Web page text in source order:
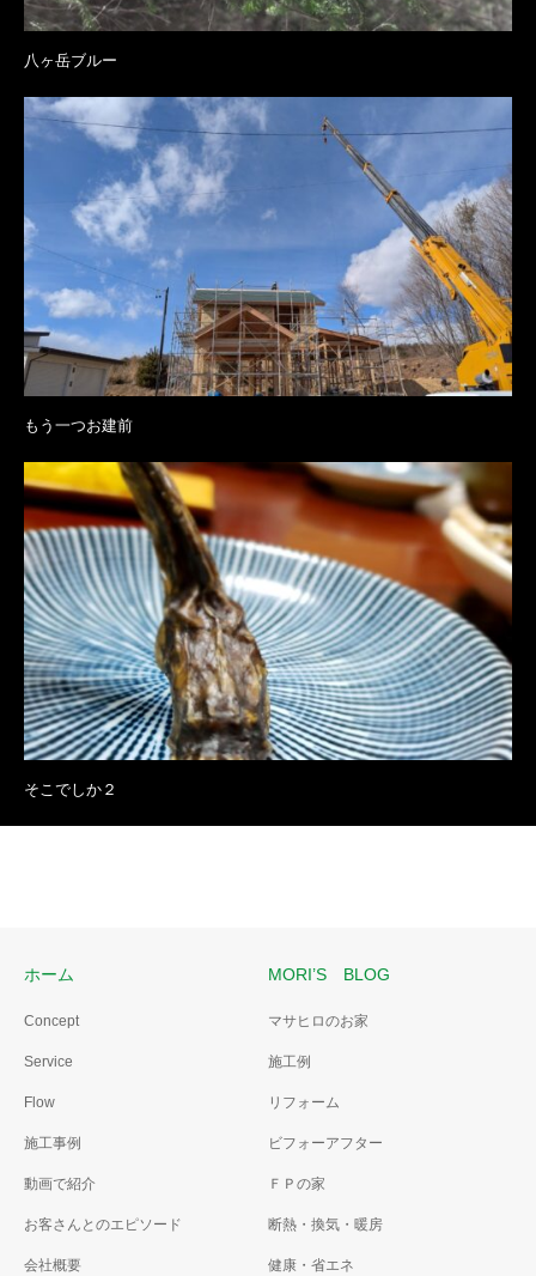
八ヶ岳ブルー
もう一つお建前
そこでしか２
ホーム
Concept
Service
Flow
施工事例
動画で紹介
お客さんとのエピソード
会社概要
MORI’S BLOG
マサヒロのお家
施工例
リフォーム
ビフォーアフター
ＦＰの家
断熱・換気・暖房
健康・省エネ